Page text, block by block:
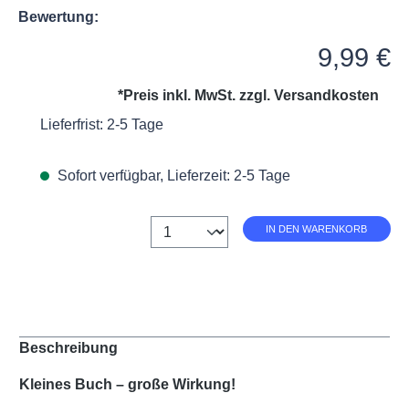
Bewertung:
9,99 €
*Preis inkl. MwSt. zzgl. Versandkosten
Lieferfrist: 2-5 Tage
Sofort verfügbar, Lieferzeit: 2-5 Tage
Anzahl IN DEN WARENKORB
Beschreibung
Kleines Buch – große Wirkung!